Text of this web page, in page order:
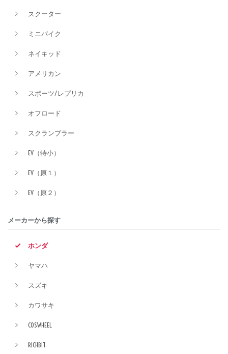
スクーター
ミニバイク
ネイキッド
アメリカン
スポーツ/レプリカ
オフロード
スクランブラー
EV（特小）
EV（原１）
EV（原２）
メーカーから探す
ホンダ
ヤマハ
スズキ
カワサキ
COSWHEEL
RICHBIT
価格